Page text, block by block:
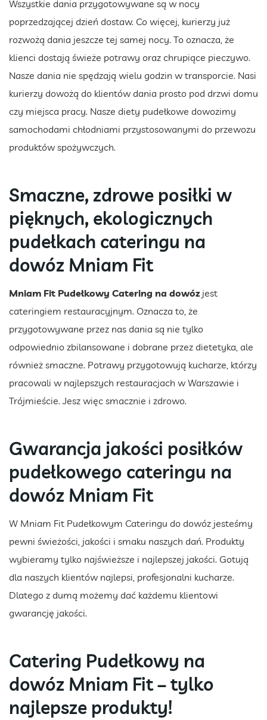
Wszystkie dania przygotowywane są w nocy
poprzedzającej dzień dostaw. Co więcej, kurierzy już
rozwożą dania jeszcze tej samej nocy. To oznacza, że
klienci dostają świeże potrawy oraz chrupiące pieczywo.
Nasze dania nie spędzają wielu godzin w transporcie. Nasi
kurierzy dowożą do klientów dania prosto pod drzwi domu
czy miejsca pracy. Nasze diety pudełkowe dowozimy
samochodami chłodniami przystosowanymi do przewozu
produktów spożywczych.
Smaczne, zdrowe posiłki w
pięknych, ekologicznych
pudełkach cateringu na
dowóz Mniam Fit
Mniam Fit Pudełkowy Catering na dowóz jest
cateringiem restauracyjnym. Oznacza to, że
przygotowywane przez nas dania są nie tylko
odpowiednio zbilansowane i dobrane przez dietetyka, ale
również smaczne. Potrawy przygotowują kucharze, którzy
pracowali w najlepszych restauracjach w Warszawie i
Trójmieście. Jesz więc smacznie i zdrowo.
Gwarancja jakości posiłków
pudełkowego cateringu na
dowóz Mniam Fit
W Mniam Fit Pudełkowym Cateringu do dowóz jesteśmy
pewni świeżości, jakości i smaku naszych dań. Produkty
wybieramy tylko najświeższe i najlepszej jakości. Gotują
dla naszych klientów najlepsi, profesjonalni kucharze.
Dlatego z dumą możemy dać każdemu klientowi
gwarancję jakości.
Catering Pudełkowy na
dowóz Mniam Fit – tylko
najlepsze produkty!